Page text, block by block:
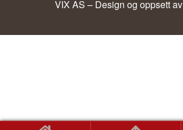
VIX AS – Design og oppsett av